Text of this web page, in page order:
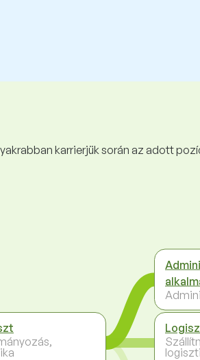
karrierjük során az adott